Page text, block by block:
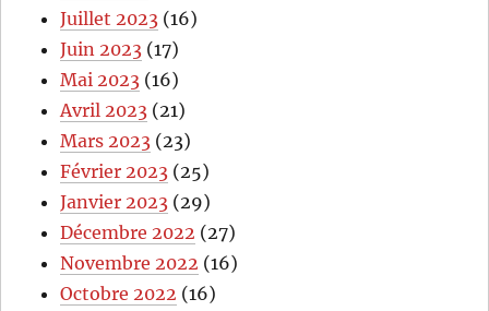
Juillet 2023 (16)
Juin 2023 (17)
Mai 2023 (16)
Avril 2023 (21)
Mars 2023 (23)
Février 2023 (25)
Janvier 2023 (29)
Décembre 2022 (27)
Novembre 2022 (16)
Octobre 2022 (16)